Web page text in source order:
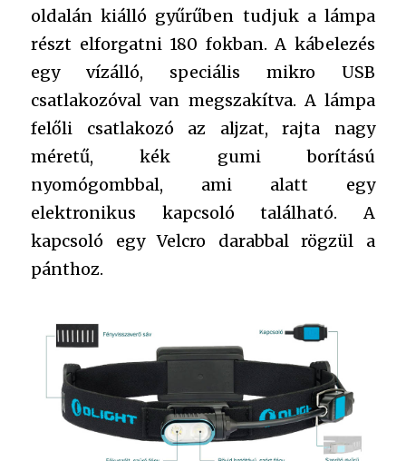
oldalán kiálló gyűrűben tudjuk a lámpa
részt elforgatni 180 fokban. A kábelezés
egy vízálló, speciális mikro USB
csatlakozóval van megszakítva. A lámpa
felőli csatlakozó az aljzat, rajta nagy
méretű, kék gumi borítású
nyomógombbal, ami alatt egy
elektronikus kapcsoló található. A
kapcsoló egy Velcro darabbal rögzül a
pánthoz.